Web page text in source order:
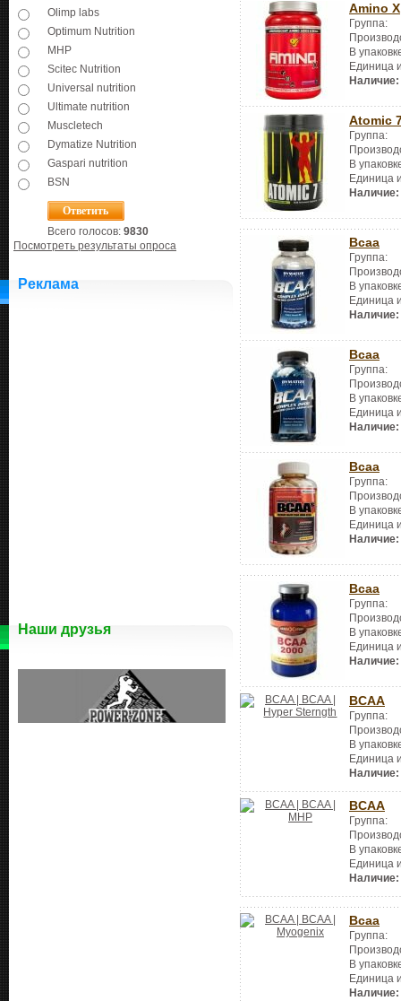
Olimp labs
Optimum Nutrition
MHP
Scitec Nutrition
Universal nutrition
Ultimate nutrition
Muscletech
Dymatize Nutrition
Gaspari nutrition
BSN
Всего голосов: 9830
Посмотреть результаты опроса
Реклама
Наши друзья
Amino X
Группа:
В
Единица
Наличие:
Atomic
Группа:
В
Единица
Наличие:
Bcaa
Группа:
В
Единица
Наличие:
Bcaa
Группа:
В
Единица
Наличие:
Bcaa
Группа:
В
Единица
Наличие:
Bcaa
Группа:
В
Единица
Наличие:
BCAA
Группа:
В
Единица
Наличие:
BCAA
Группа:
В
Единица
Наличие:
Bcaa
Группа:
В
Единица
Наличие: